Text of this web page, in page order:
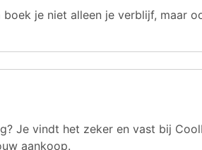
boek je niet alleen je verblijf, maar
Je vindt het zeker en vast bij
aankoop.